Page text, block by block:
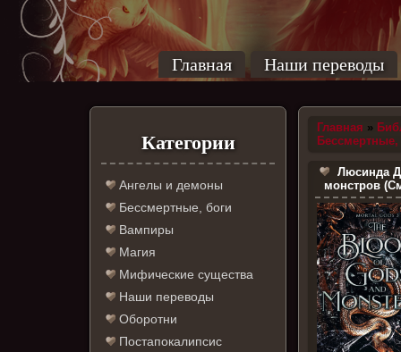
Главная Наши переводы
Категории
Ангелы и демоны
Бессмертные, боги
Вампиры
Магия
Мифические существа
Наши переводы
Оборотни
Постапокалипсис
Главная »
Бессмертные,
Люсинда
монстров